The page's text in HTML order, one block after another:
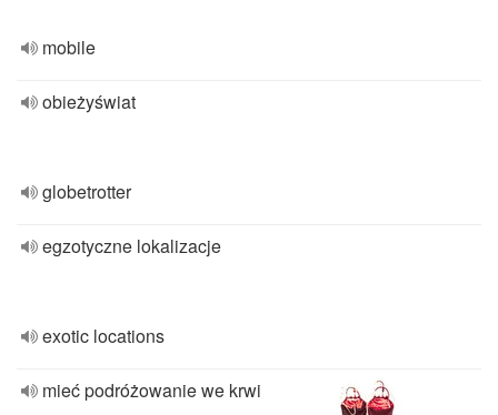
mobile
obieżyświat
globetrotter
egzotyczne lokalizacje
exotic locations
mieć podróżowanie we krwi